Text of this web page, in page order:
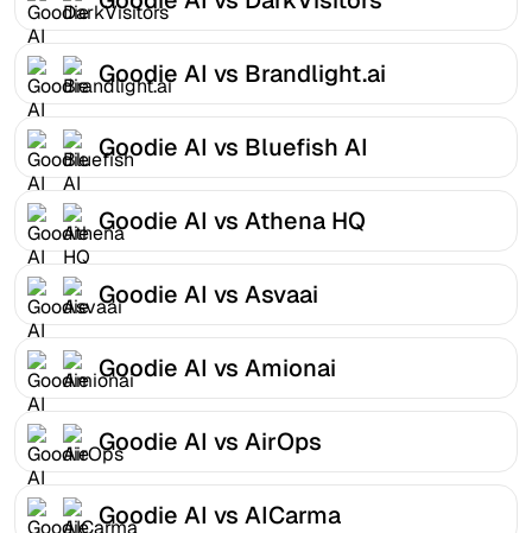
Goodie AI vs Brandlight.ai
Goodie AI vs Bluefish AI
Goodie AI vs Athena HQ
Goodie AI vs Asvaai
Goodie AI vs Amionai
Goodie AI vs AirOps
Goodie AI vs AICarma